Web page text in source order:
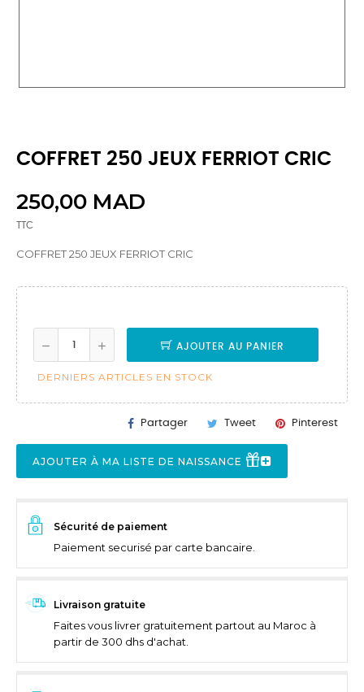
COFFRET 250 JEUX FERRIOT CRIC
250,00 MAD
TTC
COFFRET 250 JEUX FERRIOT CRIC
AJOUTER AU PANIER
DERNIERS ARTICLES EN STOCK
Partager Tweet Pinterest
AJOUTER À MA LISTE DE NAISSANCE
Sécurité de paiement
Paiement securisé par carte bancaire.
Livraison gratuite
Faites vous livrer gratuitement partout au Maroc à
partir de 300 dhs d'achat.